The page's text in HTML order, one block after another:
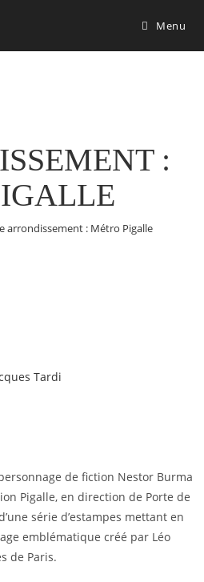
Menu
:
arrondissement : Métro Pigalle
Tardi
de fiction Nestor Burma
Pigalle, en direction de Porte de
série d’estampes mettant en
emblématique créé par Léo
de Paris.